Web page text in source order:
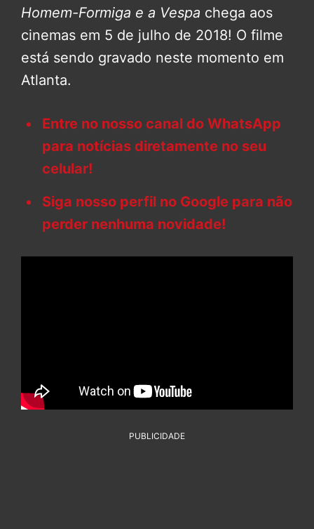
Homem-Formiga e a Vespa chega aos
cinemas em 5 de julho de 2018! O filme
está sendo gravado neste momento em
Atlanta.
Entre no nosso canal do WhatsApp
para notícias diretamente no seu
celular!
Siga nosso perfil no Google para não
perder nenhuma novidade!
PUBLICIDADE